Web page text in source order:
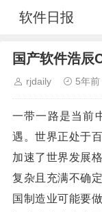
软件日报
国产软件浩辰
rjdaily 5年前
一带一路是当前
遇。世界正处于
加速了世界发展
复杂且充满不确
国制造业可能要